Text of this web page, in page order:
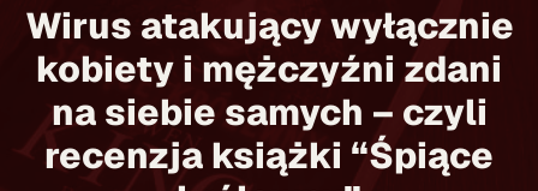
Strona główna
Informacje keyboard_arrow_down
Wirus atakujący wyłącznie
kobiety i mężczyźni zdani
na siebie samych – czyli
recenzja książki “Śpiące